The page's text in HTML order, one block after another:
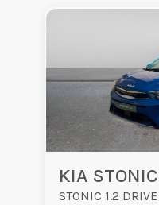
KIA STONIC
STONIC 1.2